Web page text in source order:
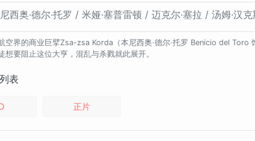
西奥·德尔·托罗 / 米娅·塞普雷顿 / 迈克尔·塞拉 / 汤姆·汉
空界的商业巨擘Zsa-zsa Korda（本尼西奥·德尔·托罗 Benicio del Toro
想要阻止这位大亨，混乱与杀戮就此展开。
表
正片